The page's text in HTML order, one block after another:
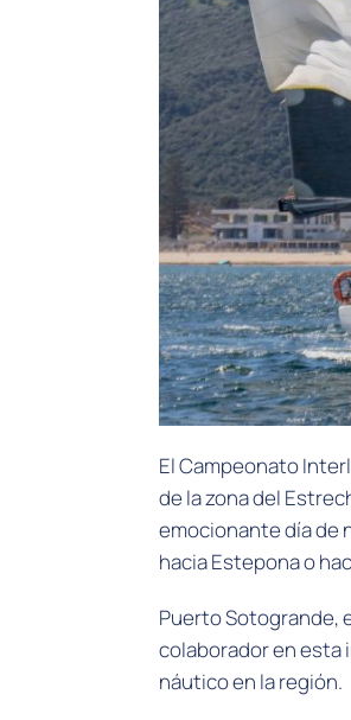
El Campeonato
de la zona del
emocionante día de
hacia Estepona o
Puerto Sotogrande,
colaborador en esta
náutico en la región.